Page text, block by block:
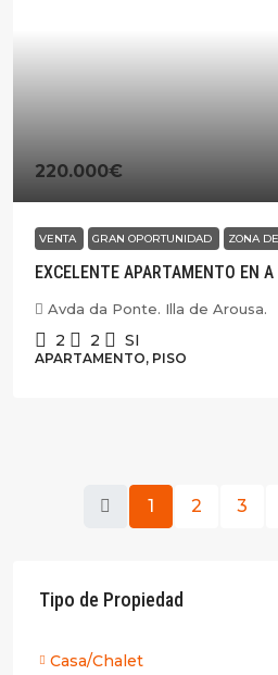
220.000€
VENTA GRAN OPORTUNIDAD ZONA
EXCELENTE APARTAMENTO EN
Avda da Ponte. Illa de Arousa.
2 2 SI
APARTAMENTO, PISO
1 2 3
Tipo de Propiedad
Casa/Chalet